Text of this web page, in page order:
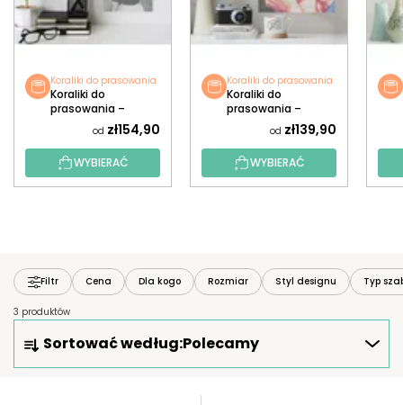
Koraliki do prasowania
Koraliki do
prasowania –
Marilyn Monroe 2
od zł154,90
WYBIERAĆ
Koraliki do prasowania
Koraliki do
prasowania –
Marilyn Monroe 1
od zł139,90
WYBIERAĆ
Filtr Cena Dla kogo Rozmiar Styl designu Typ
3 produktów
O
R
Sortować według:Polecamy